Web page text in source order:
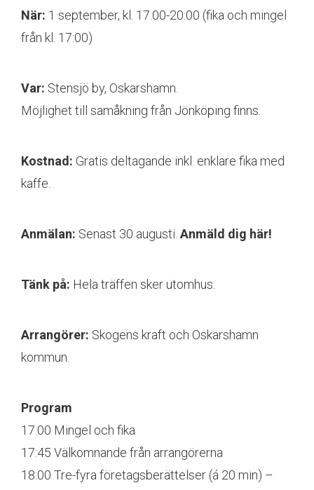
När: 1 september, kl. 17.00-20:00 (fika och mingel
från kl. 17:00)
Var: Stensjö by, Oskarshamn.
Möjlighet till samåkning från Jönköping finns.
Kostnad: Gratis deltagande inkl. enklare fika med
kaffe.
Anmälan: Senast 30 augusti. Anmäld dig här!
Tänk på: Hela träffen sker utomhus.
Arrangörer: Skogens kraft och Oskarshamn
kommun.
Program
17:00 Mingel och fika
17:45 Välkomnande från arrangörerna
18:00 Tre-fyra företagsberättelser (á 20 min) –